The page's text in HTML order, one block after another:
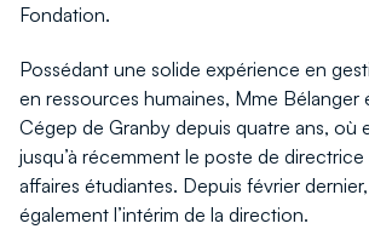
Fondation.
Possédant une solide expérience en
en ressources humaines, Mme Bélanger
Cégep de Granby depuis quatre ans, où
jusqu’à récemment le poste de
affaires étudiantes. Depuis février
également l’intérim de la direction.